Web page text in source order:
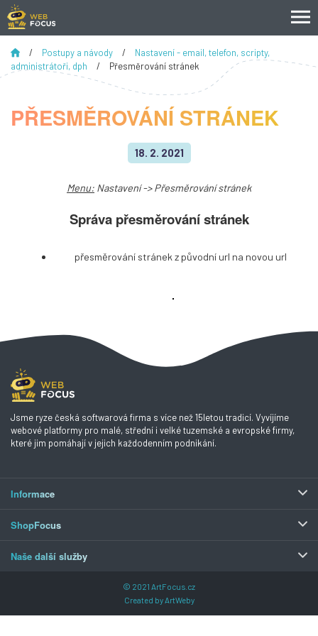
PŘESMĚROVÁNÍ STRÁNEK
/ Postupy a návody /
Nastavení - email, telefon, scripty,
administrátoři, dph
/ Přesměrování stránek
18. 2. 2021
Menu: Nastavení -> Přesměrování stránek
Správa přesměrování stránek
přesměrování stránek z původní url na novou url
Jsme ryze česká softwarová firma s více než 15letou tradicí. Vyvíjíme
webové platformy pro malé, střední i velké tuzemské a evropské firmy,
které jim pomáhají v jejich každodenním podnikání.
Informace
ShopFocus
Naše další služby
© 2021 ArtFocus.cz
Created by ArtWeby